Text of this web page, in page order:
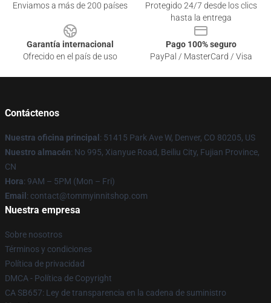
Enviamos a más de 200 países
Protegido 24/7 desde los clics
hasta la entrega
Garantía internacional
Ofrecido en el país de uso
Pago 100% seguro
PayPal / MasterCard / Visa
Contáctenos
Nuestra oficina principal : 51415 Park Ave W, Denver, CO 80205, US
Nuestro almacén: No 995, Xianyue Road, Beiliu City, Fujian Province,
CN
Hora: 9AM – 5PM (Mon – Fri)
Email : contact@tommyinnitshop.com
Nuestra empresa
Sobre nosotros
Términos y condiciones
Política de privacidad
DMCA - Política de Copyright
CA SB657: Ley de transparencia en la cadena de suministro